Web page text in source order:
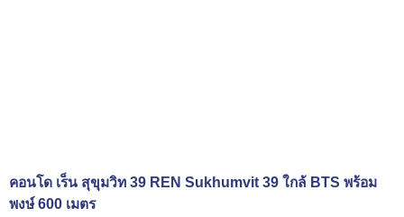
คอนโด เร็น สุขุมวิท 39 REN Sukhumvit 39 ใกล้ BTS พร้อม
พงษ์ 600 เมตร